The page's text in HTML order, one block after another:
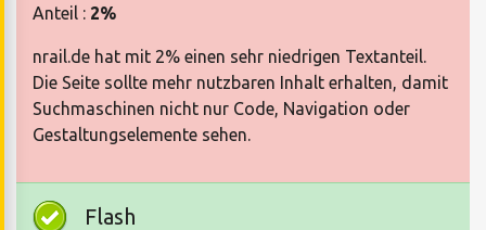
Anteil : 2%
nrail.de hat mit 2% einen sehr niedrigen Textanteil.
Die Seite sollte mehr nutzbaren Inhalt erhalten, damit
Suchmaschinen nicht nur Code, Navigation oder
Gestaltungselemente sehen.
Flash